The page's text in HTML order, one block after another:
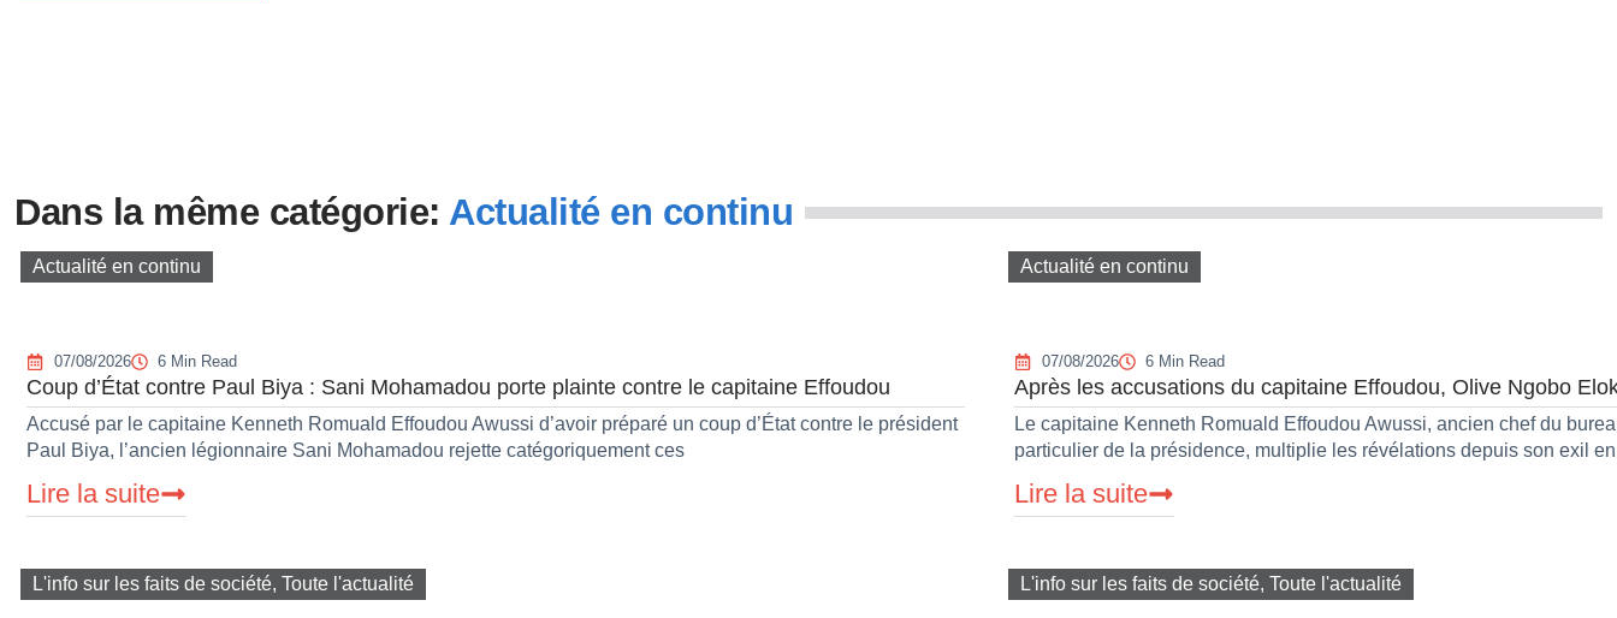
Dans la même catégorie: Actualité en continu
Actualité en continu
07/08/2026 6 Min Read
Coup d’État contre Paul Biya : Sani Mohamadou porte plainte contre le capitaine Effoudou
Accusé par le capitaine Kenneth Romuald Effoudou Awussi d’avoir préparé un coup d’État contre le président
Paul Biya, l’ancien légionnaire Sani Mohamadou rejette catégoriquement ces
Lire la suite
Actualité en continu
07/08/2026 6 Min Read
Après les accusations du capitaine Effoudou, Olive Ngobo
Le capitaine Kenneth Romuald Effoudou Awussi, ancien chef du
particulier de la présidence, multiplie les révélations depuis son exil en
Lire la suite
L'info sur les faits de société, Toute l'actualité L'info sur les faits de société, Toute l'actualité